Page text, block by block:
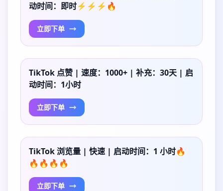
动时间：即时⚡⚡⚡🔥
立即下单
TikTok 点赞 | 速度：1000+ | 补充：30天 | 启
动时间：1小时
立即下单
TikTok 浏览量 | 快速 | 启动时间：1 小时🔥
🔥🔥🔥🔥
立即下单